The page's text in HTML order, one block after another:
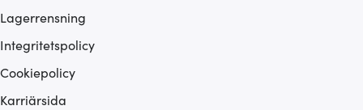
Lagerrensning
Integritetspolicy
Cookiepolicy
Karriärsida